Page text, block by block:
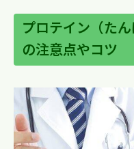
プロテイン（た
の注意点やコツ